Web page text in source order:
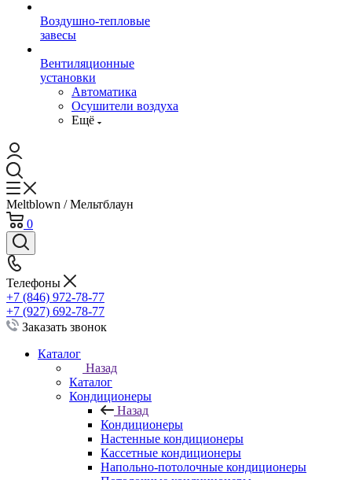
Воздушно-тепловые
завесы
Вентиляционные
установки
Автоматика
Осушители воздуха
Ещё
Meltblown / Мельтблаун
0
Телефоны
+7 (846) 972-78-77
+7 (927) 692-78-77
Заказать звонок
Каталог
Назад
Каталог
Кондиционеры
Назад
Кондиционеры
Настенные кондиционеры
Кассетные кондиционеры
Напольно-потолочные кондиционеры